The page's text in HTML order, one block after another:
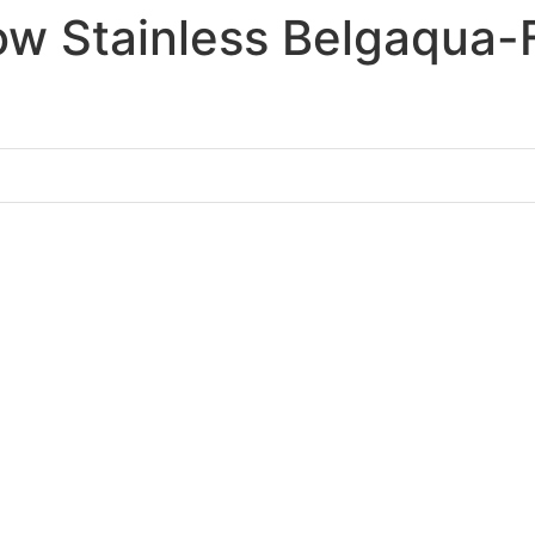
Stainless Belgaqua-